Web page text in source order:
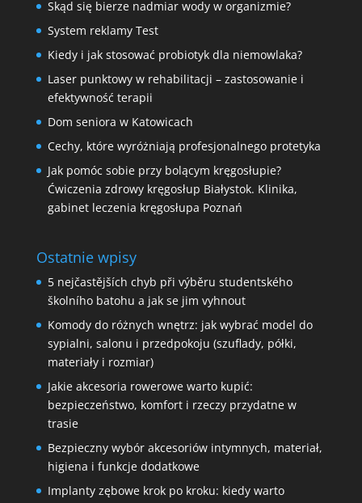
Skąd się bierze nadmiar wody w organizmie?
System reklamy Test
Kiedy i jak stosować probiotyk dla niemowlaka?
Laser punktowy w rehabilitacji – zastosowanie i
efektywność terapii
Dom seniora w Katowicach
Cechy, które wyróżniają profesjonalnego protetyka
Jak pomóc sobie przy bolącym kręgosłupie?
Ćwiczenia zdrowy kręgosłup Białystok. Klinika,
gabinet leczenia kręgosłupa Poznań
Ostatnie wpisy
5 nejčastějších chyb při výběru studentského
školního batohu a jak se jim vyhnout
Komody do różnych wnętrz: jak wybrać model do
sypialni, salonu i przedpokoju (szuflady, półki,
materiały i rozmiar)
Jakie akcesoria rowerowe warto kupić:
bezpieczeństwo, komfort i rzeczy przydatne w
trasie
Bezpieczny wybór akcesoriów intymnych, materiał,
higiena i funkcje dodatkowe
Implanty zębowe krok po kroku: kiedy warto